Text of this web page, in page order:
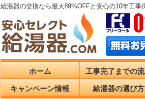
給湯器の交換なら最大89%OFFと安心の10年工事
ホーム 工事完了までの
キャンペーン情報 給湯器の選び方